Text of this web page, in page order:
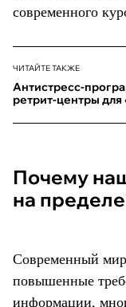
современного
ЧИТАЙТЕ ТАКЖЕ
Антистресс-
ретрит-центры
Почему наш мозг работает
на
Современный
повышенные
информации,